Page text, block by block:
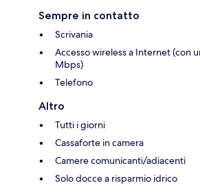
Sempre in contatto
Scrivania
Accesso wireless a Internet (con
Mbps)
Telefono
Altro
Tutti i giorni
Cassaforte in camera
Camere comunicanti/adiacenti
Solo docce a risparmio idrico